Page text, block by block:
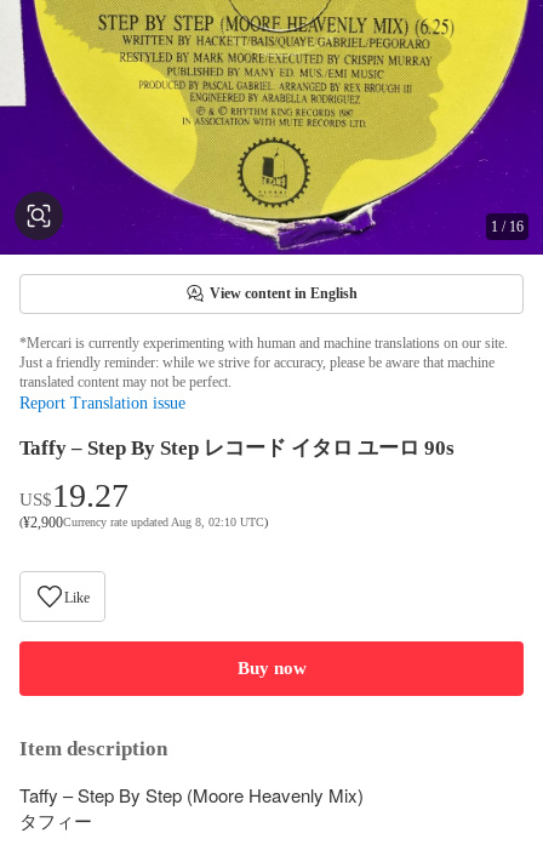
1 / 16
View content in English
*Mercari is currently experimenting with human and machine translations on our site.
Just a friendly reminder: while we strive for accuracy, please be aware that machine
translated content may not be perfect.
Report Translation issue
Taffy – Step By Step レコード イタロ ユーロ 90s
US$19.27
(¥2,900Currency rate updated Aug 8, 02:10 UTC)
Like
Buy now
Item description
Taffy – Step By Step (Moore Heavenly Mix)
タフィー